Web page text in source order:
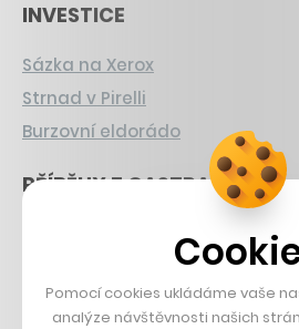
INVESTICE
Sázka na Xerox
Strnad v Pirelli
Burzovní eldorádo
PŘÍBĚHY Z GASTRA
Boční projekt, co se zvrtnul
Francouzský šéfkuchař na
Dva golfisti, co pečou
Pomocí cookies ukládáme vaše
analýze návštěvnosti našich